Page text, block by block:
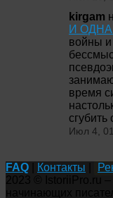
kirgam
И
войны
время
Июл 4,
FAQ Контакты